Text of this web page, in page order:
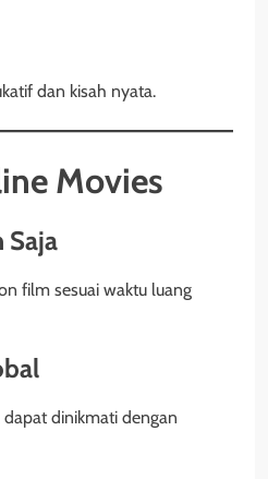
dan kisah nyata.
Movies
Saja
film sesuai waktu luang
dinikmati dengan